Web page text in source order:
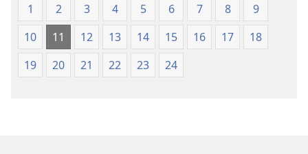
Lẹdogbedevomẹ
Aihọn
Yọyọ
Aihọn
Yọyọ
1 2 3 4 5 6 7 8
9
10
11 12 13 14 15 16 17
18
19
20 21 22 23 24